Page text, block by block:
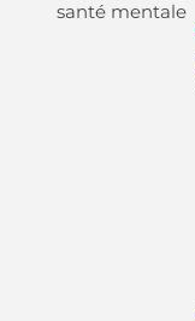
santé mentale